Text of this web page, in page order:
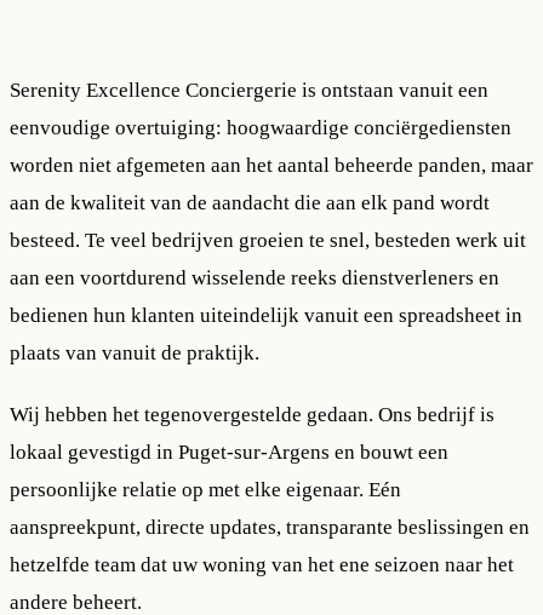
Serenity Excellence Conciergerie is ontstaan vanuit een
eenvoudige overtuiging: hoogwaardige conciërgediensten
worden niet afgemeten aan het aantal beheerde panden, maar
aan de kwaliteit van de aandacht die aan elk pand wordt
besteed. Te veel bedrijven groeien te snel, besteden werk uit
aan een voortdurend wisselende reeks dienstverleners en
bedienen hun klanten uiteindelijk vanuit een spreadsheet in
plaats van vanuit de praktijk.
Wij hebben het tegenovergestelde gedaan. Ons bedrijf is
lokaal gevestigd in Puget-sur-Argens en bouwt een
persoonlijke relatie op met elke eigenaar. Eén
aanspreekpunt, directe updates, transparante beslissingen en
hetzelfde team dat uw woning van het ene seizoen naar het
andere beheert.